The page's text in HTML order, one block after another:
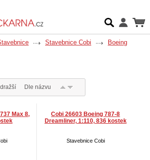
Stavebnice Cobi Boeing
Dle názvu
Max 8,
Cobi 26603 Boeing 787-8
Dreamliner, 1:110, 836 kostek
Stavebnice Cobi